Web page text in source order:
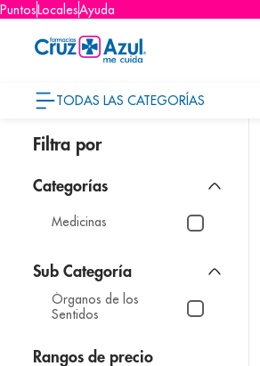
PuntosLocalesAyuda
TODAS LAS CATEGORÍAS
Medicinas
Órganos de los
Sentidos
Rangos de precio